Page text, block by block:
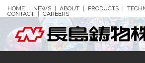
HOME NEWS ABOUT PRODUCTS
CONTACT CAREERS